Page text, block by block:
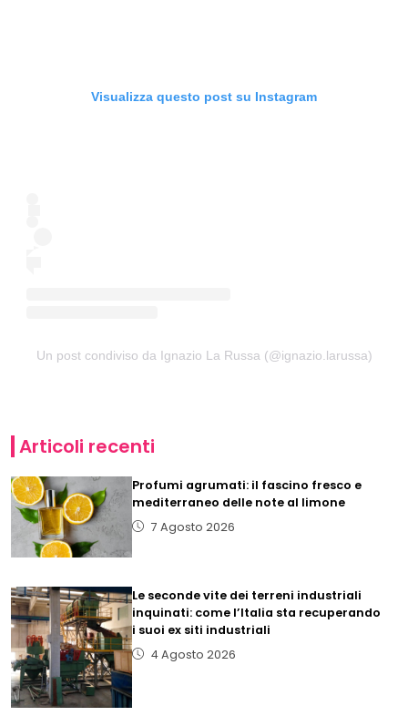
Visualizza questo post su Instagram
Un post condiviso da Ignazio La Russa (@ignazio.larussa)
Articoli recenti
Profumi agrumati: il fascino fresco e
mediterraneo delle note al limone
7 Agosto 2026
Le seconde vite dei terreni industriali
inquinati: come l’Italia sta recuperando
i suoi ex siti industriali
4 Agosto 2026